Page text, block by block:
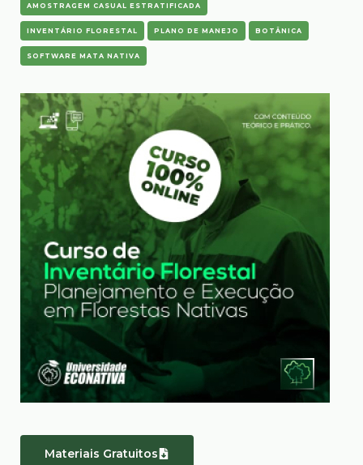
AMOSTRAGEM CASUAL ESTRATIFICADA
INVENTÁRIO FLORESTAL PLANO DE MANEJO BOTÂNICA
SOFTWARE MATA NATIVA
Materiais Gratuitos